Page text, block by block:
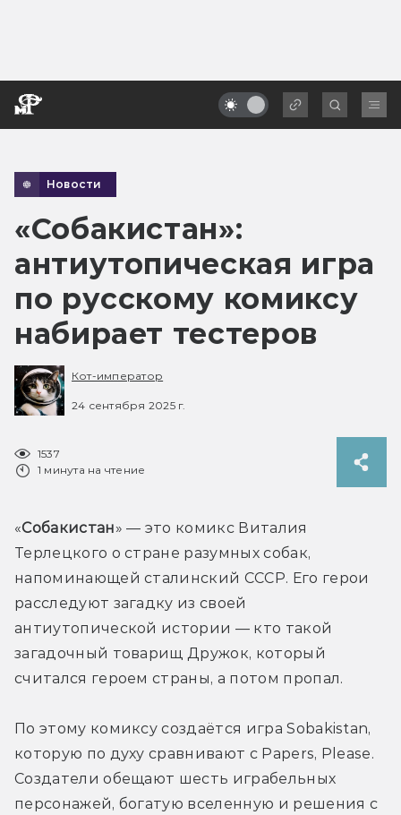
Новости
«Собакистан»:
антиутопическая игра
по русскому комиксу
набирает тестеров
Кот-император
24 сентября 2025 г.
1537
1 минута на чтение
«Собакистан» — это комикс Виталия
Терлецкого о стране разумных собак,
напоминающей сталинский СССР. Его герои
расследуют загадку из своей
антиутопической истории — кто такой
загадочный товарищ Дружок, который
считался героем страны, а потом пропал.
По этому комиксу создаётся игра Sobakistan,
которую по духу сравнивают с Papers, Please.
Создатели обещают шесть играбельных
персонажей, богатую вселенную и решения с